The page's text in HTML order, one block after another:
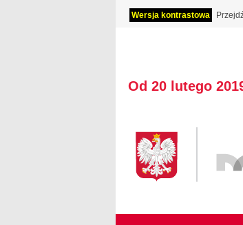
Wersja kontrastowa
Od 20 lutego